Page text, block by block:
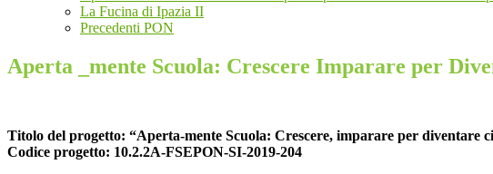
La Fucina di Ipazia II
Precedenti PON
Aperta _mente Scuola: Crescere Imparare per
Titolo del progetto: “Aperta-mente Scuola: Crescere, imparare per diventare
Codice progetto: 10.2.2A-FSEPON-SI-2019-204